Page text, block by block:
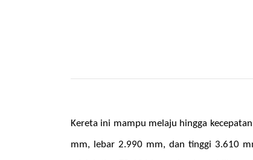
Kereta ini mampu melaju hingga
mm, lebar 2.990 mm, dan tinggi 3.610